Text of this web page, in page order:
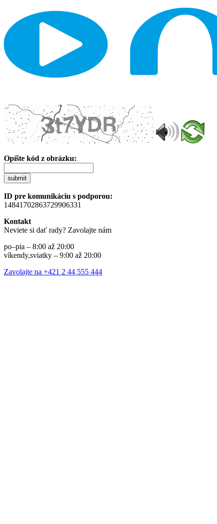
Opíšte kód z obrázku:
submit
ID pre komunikáciu s podporou:
14841702863729906331
Kontakt
Neviete si dať rady? Zavolajte nám
po–pia – 8:00 až 20:00
víkendy,sviatky – 9:00 až 20:00
Zavolajte na +421 2 44 555 444